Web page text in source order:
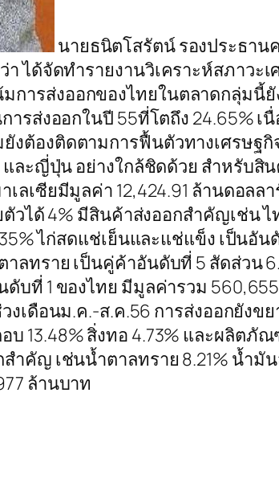
นายธนิตโสรัตน์ รองประธา
ได้จัดทำรายงานวิเคราะห์สภาวะ
การส่งออกของไทยในตลาดกลุ่ม
รส่งออกในปี 55ที่โตถึง 24.65% เ
งต้องติดตามการฟื้นตัวทางเศรษฐ
และญี่ปุ่น อย่างใกล้ชิดด้วย สำหรับ
ลเซียมีมูลค่า 12,424.91 ล้านดอลล
วได้ 4% มีสินค้าส่งออกสำคัญเช่น
ไก่สดแช่เย็นและแช่แข็ง เป็นอั
ลทราย เป็นคู่ค้าอันดับที่ 5 สัดส่วน
บที่ 1 ของไทย มีมูลค่ารวม
เดือนม.ค.-ส.ค.56 การส่งออกยังข
13.48% สิ่งทอ 4.73% และผลิตภัณ
คัญ เช่นน้ำตาลทราย 8.21% น้ำมั
ล้านบาท